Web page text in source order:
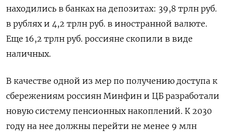
находились в банках на депозитах: 39,8 трлн руб.
в рублях и 4,2 трлн руб. в иностранной валюте.
Еще 16,2 трлн руб. россияне скопили в виде
наличных.
В качестве одной из мер по получению доступа к
сбережениям россиян Минфин и ЦБ разработали
новую систему пенсионных накоплений. К 2030
году на нее должны перейти не менее 9 млн